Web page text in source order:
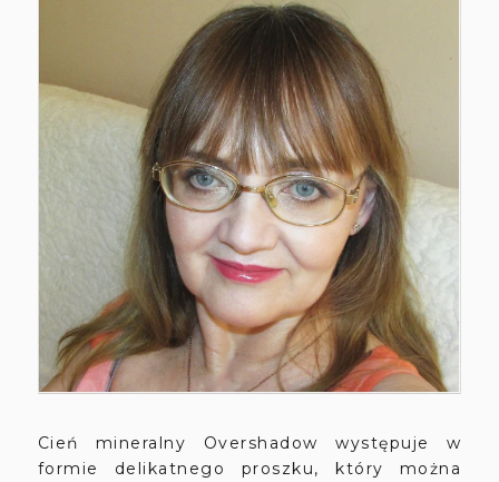
Cień mineralny Overshadow występuje w
formie delikatnego proszku, który można